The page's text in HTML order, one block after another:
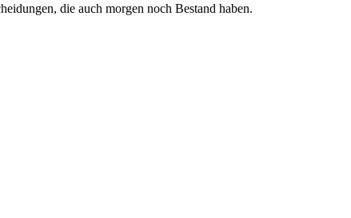
die auch morgen noch Bestand haben.